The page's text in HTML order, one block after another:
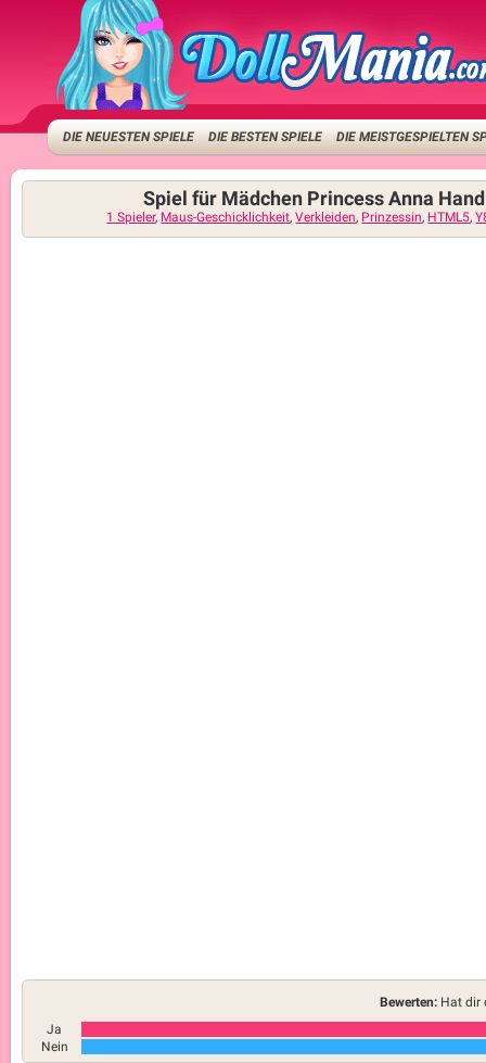
DIE NEUESTEN SPIELE DIE BESTEN SPIELE DIE MEISTGESPIELTEN
Spiel für Mädchen Princess Anna
1 Spieler, Maus-Geschicklichkeit,Verkleiden, Prinzessin, HTML5,
Bewerten: Hat dir
Ja
Nein